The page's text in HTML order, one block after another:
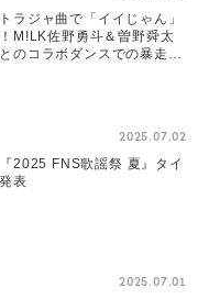
ラジャ曲で「イイじゃん」
M!LK佐野勇斗＆曽野舜太
のコラボダンスでの暴走に
2025.07.02
2025 FNS歌謡祭 夏』タイ
表
2025.07.01